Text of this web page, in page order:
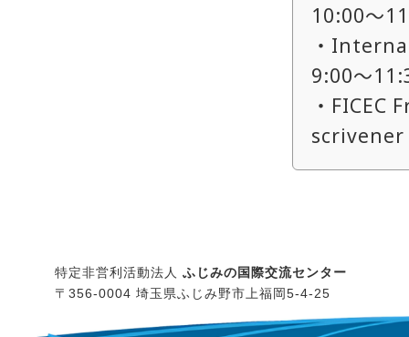
10:00～
・
9:00～
・
scrivener
特定非営利活動法人 ふじみの国際交流センター
〒356-0004 埼玉県ふじみ野市上福岡5-4-25